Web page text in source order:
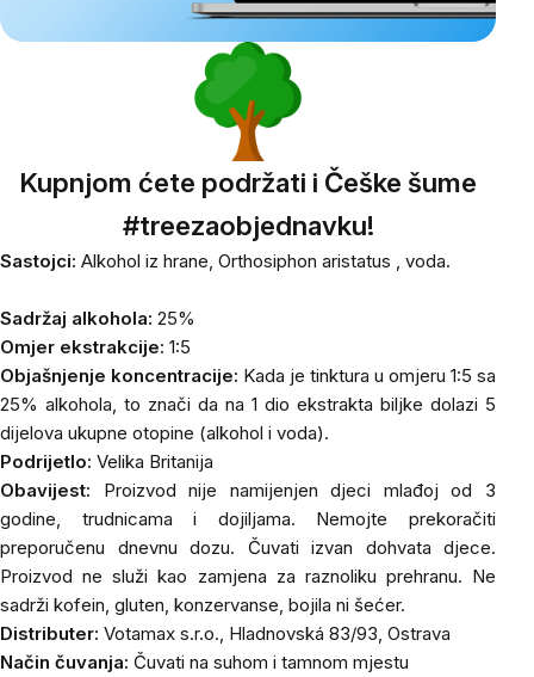
Kupnjom ćete podržati i Češke šume
#treezaobjednavku!
Sastojci: Alkohol iz hrane, Orthosiphon aristatus , voda.
Sadržaj alkohola: 25%
Omjer ekstrakcije: 1:5
Objašnjenje koncentracije: Kada je tinktura u omjeru 1:5 sa
25% alkohola, to znači da na 1 dio ekstrakta biljke dolazi 5
dijelova ukupne otopine (alkohol i voda).
Podrijetlo: Velika Britanija
Obavijest:
Proizvod nije namijenjen djeci mlađoj od 3
godine, trudnicama i dojiljama. Nemojte prekoračiti
preporučenu dnevnu dozu. Čuvati izvan dohvata djece.
Proizvod ne služi kao zamjena za raznoliku prehranu. Ne
sadrži kofein, gluten, konzervanse, bojila ni šećer.
Distributer: Votamax s.r.o., Hladnovská 83/93, Ostrava
Način čuvanja: Čuvati na suhom i tamnom mjestu